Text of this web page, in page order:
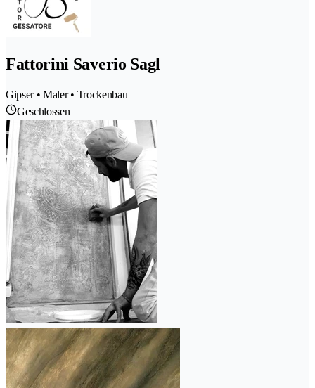
Fattorini Saverio Sagl
Gipser • Maler • Trockenbau
Geschlossen